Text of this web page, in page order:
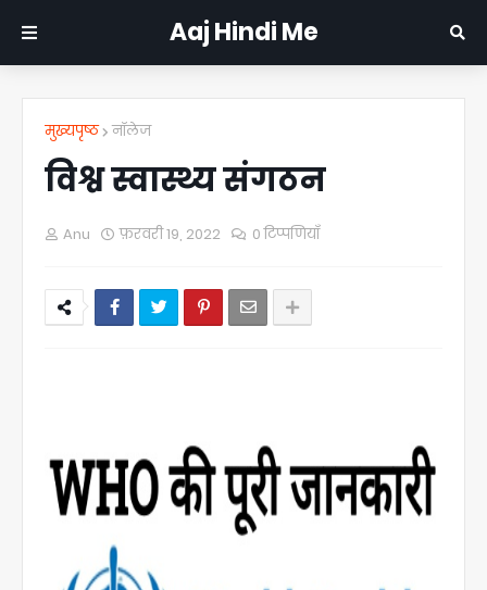
Aaj Hindi Me
मुख्यपृष्ठ नॉलेज
विश्व स्वास्थ्य संगठन
Anu फ़रवरी 19, 2022 0 टिप्पणियाँ